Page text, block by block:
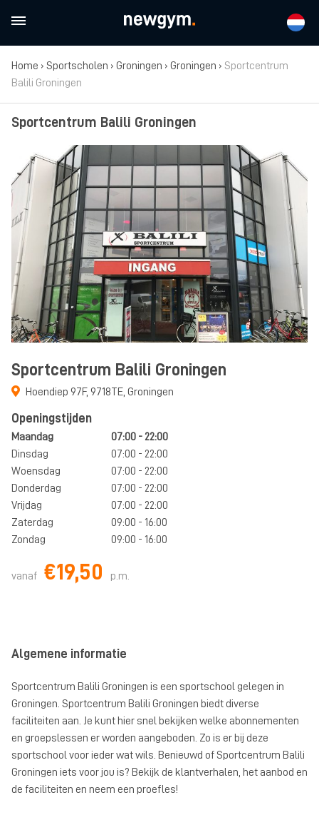
Home › Sportscholen › Groningen › Groningen › Sportcentrum
Balili Groningen
Sportcentrum Balili Groningen
Sportcentrum Balili Groningen
Hoendiep 97F, 9718TE, Groningen
Openingstijden
Maandag
07:00 - 22:00
Dinsdag
07:00 - 22:00
Woensdag
07:00 - 22:00
Donderdag
07:00 - 22:00
Vrijdag
07:00 - 22:00
Zaterdag
09:00 - 16:00
Zondag
09:00 - 16:00
vanaf €19,50 p.m.
Algemene informatie
Sportcentrum Balili Groningen is een sportschool gelegen in
Groningen. Sportcentrum Balili Groningen biedt diverse
faciliteiten aan. Je kunt hier snel bekijken welke abonnementen
en groepslessen er worden aangeboden. Zo is er bij deze
sportschool voor ieder wat wils. Benieuwd of Sportcentrum Balili
Groningen iets voor jou is? Bekijk de klantverhalen, het aanbod en
de faciliteiten en neem een proefles!